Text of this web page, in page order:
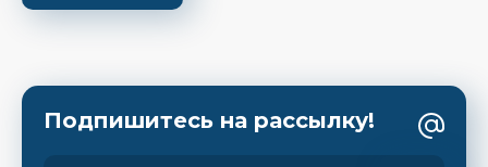
Подпишитесь на рассылку!